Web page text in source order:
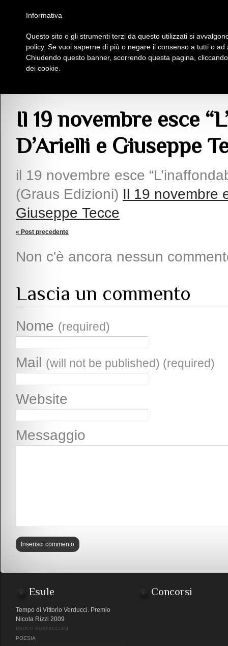
Insieme Per La Cultura
Il 19 novembre esce
D’Arielli e Giuseppe
il 19 novembre esce
(Graus Edizioni) Il 19 novembre
Giuseppe Tecce
« Post precedente
Non c'è ancora nessun
Lascia un commento
Nome (required)
Mail (will not be published) (required)
Website
Messaggio
Esule
Tempo di Vittorio Verducci. Premio
Nicola Rizzi 2009
PAOLO BUZZACCONI
POESIA
Concorsi
Informativa
Questo sito o gli strumenti terzi da questo utilizzati si
policy. Se vuoi saperne di più o negare il consenso a tutti o
Chiudendo questo banner, scorrendo questa pagina,
dei cookie.